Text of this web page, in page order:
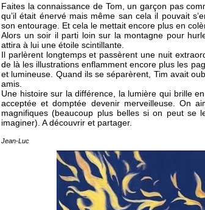
Faites la connaissance de Tom, un garçon pas
qu’il était énervé mais même san cela il pouvait
son entourage. Et cela le mettait encore plus en
Alors un soir il parti loin sur la montagne pour
attira à lui une étoile scintillante.
Il parlèrent longtemps et passèrent une nuit
de là les illustrations enflamment encore plus les
et lumineuse. Quand ils se séparèrent, Tim avait
amis.
Une histoire sur la différence, la lumière qui brille
acceptée et domptée devenir merveilleuse. On
magnifiques (beaucoup plus belles si on peut se
imaginer). A découvrir et partager.
Jean-Luc